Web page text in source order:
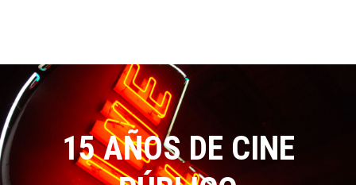
15 AÑOS DE CINE